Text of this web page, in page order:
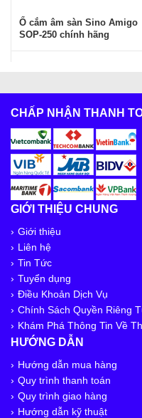
Ổ cắm âm sàn Sino Amigo
SOP-250 chính hãng
CHẤP NHẬN THANH
GIỚI THIỆU CHUNG
Giới thiệu
Liên hệ
Tin Tức
Tuyển dụng
Điều Khoản Dịch Vụ
Chính Sách Quyền Riêng
Khám Phá Thông Tin Về
HƯỚNG DẪN
Hướng dẫn mua hàng
Quy trình thanh toán
Quy trình giao hàng
Hướng dẫn kỹ thuật